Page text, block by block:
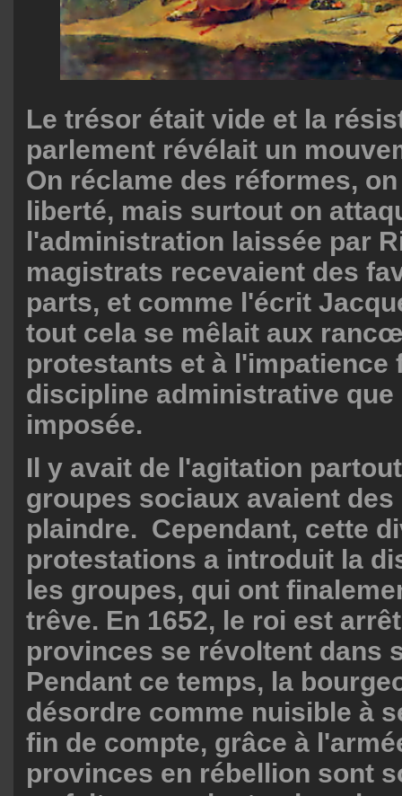
Le trésor était vide et la
parlement révélait un
On réclame des réformes,
liberté, mais surtout on
l'administration laissée par
magistrats recevaient des
parts, et comme l'écrit
tout cela se mêlait aux
protestants et à l'impatience
discipline administrative que
imposée.
Il y avait de l'agitation
groupes sociaux avaient
plaindre. Cependant, cette
protestations a introduit la
les groupes, qui ont
trêve. En 1652, le roi est
provinces se révoltent dans
Pendant ce temps, la
désordre comme nuisible à
fin de compte, grâce à
provinces en rébellion sont